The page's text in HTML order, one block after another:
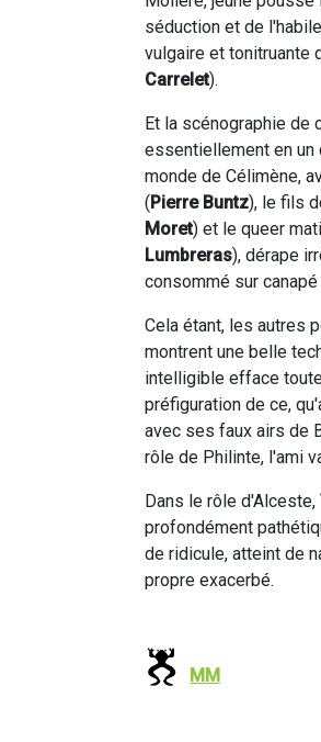
séduction et de
vulgaire et tonitruante
Carrelet).
Et la scénographie de
essentiellement en un
monde de Célimène,
(Pierre Buntz), le fils
Moret) et le queer
Lumbreras), dérape
consommé sur
Cela étant, les autres
montrent une belle
intelligible efface
préfiguration de ce,
avec ses faux airs de
rôle de Philinte, l'ami
Dans le rôle d'Alceste,
profondément
de ridicule, atteint de
propre exacerbé.
MM